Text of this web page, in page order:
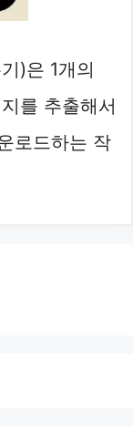
)은 1개의
를 추출해서
로드하는 작